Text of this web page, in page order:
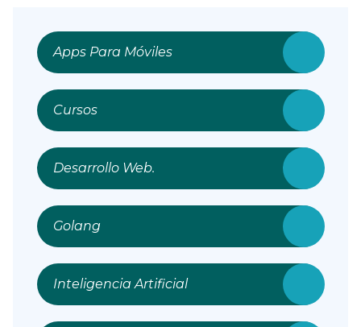
Apps Para Móviles
Cursos
Desarrollo Web.
Golang
Inteligencia Artificial